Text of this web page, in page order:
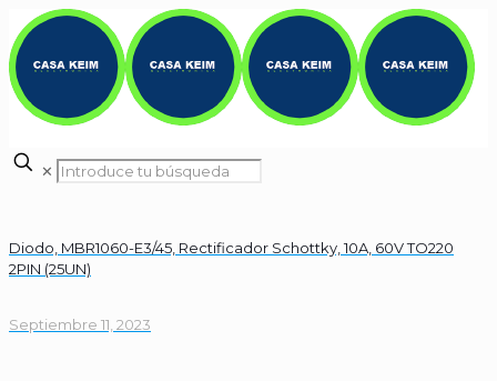
✕
Diodo, MBR1060-E3/45, Rectificador Schottky, 10A, 60V TO220
2PIN (25UN)
Septiembre 11, 2023